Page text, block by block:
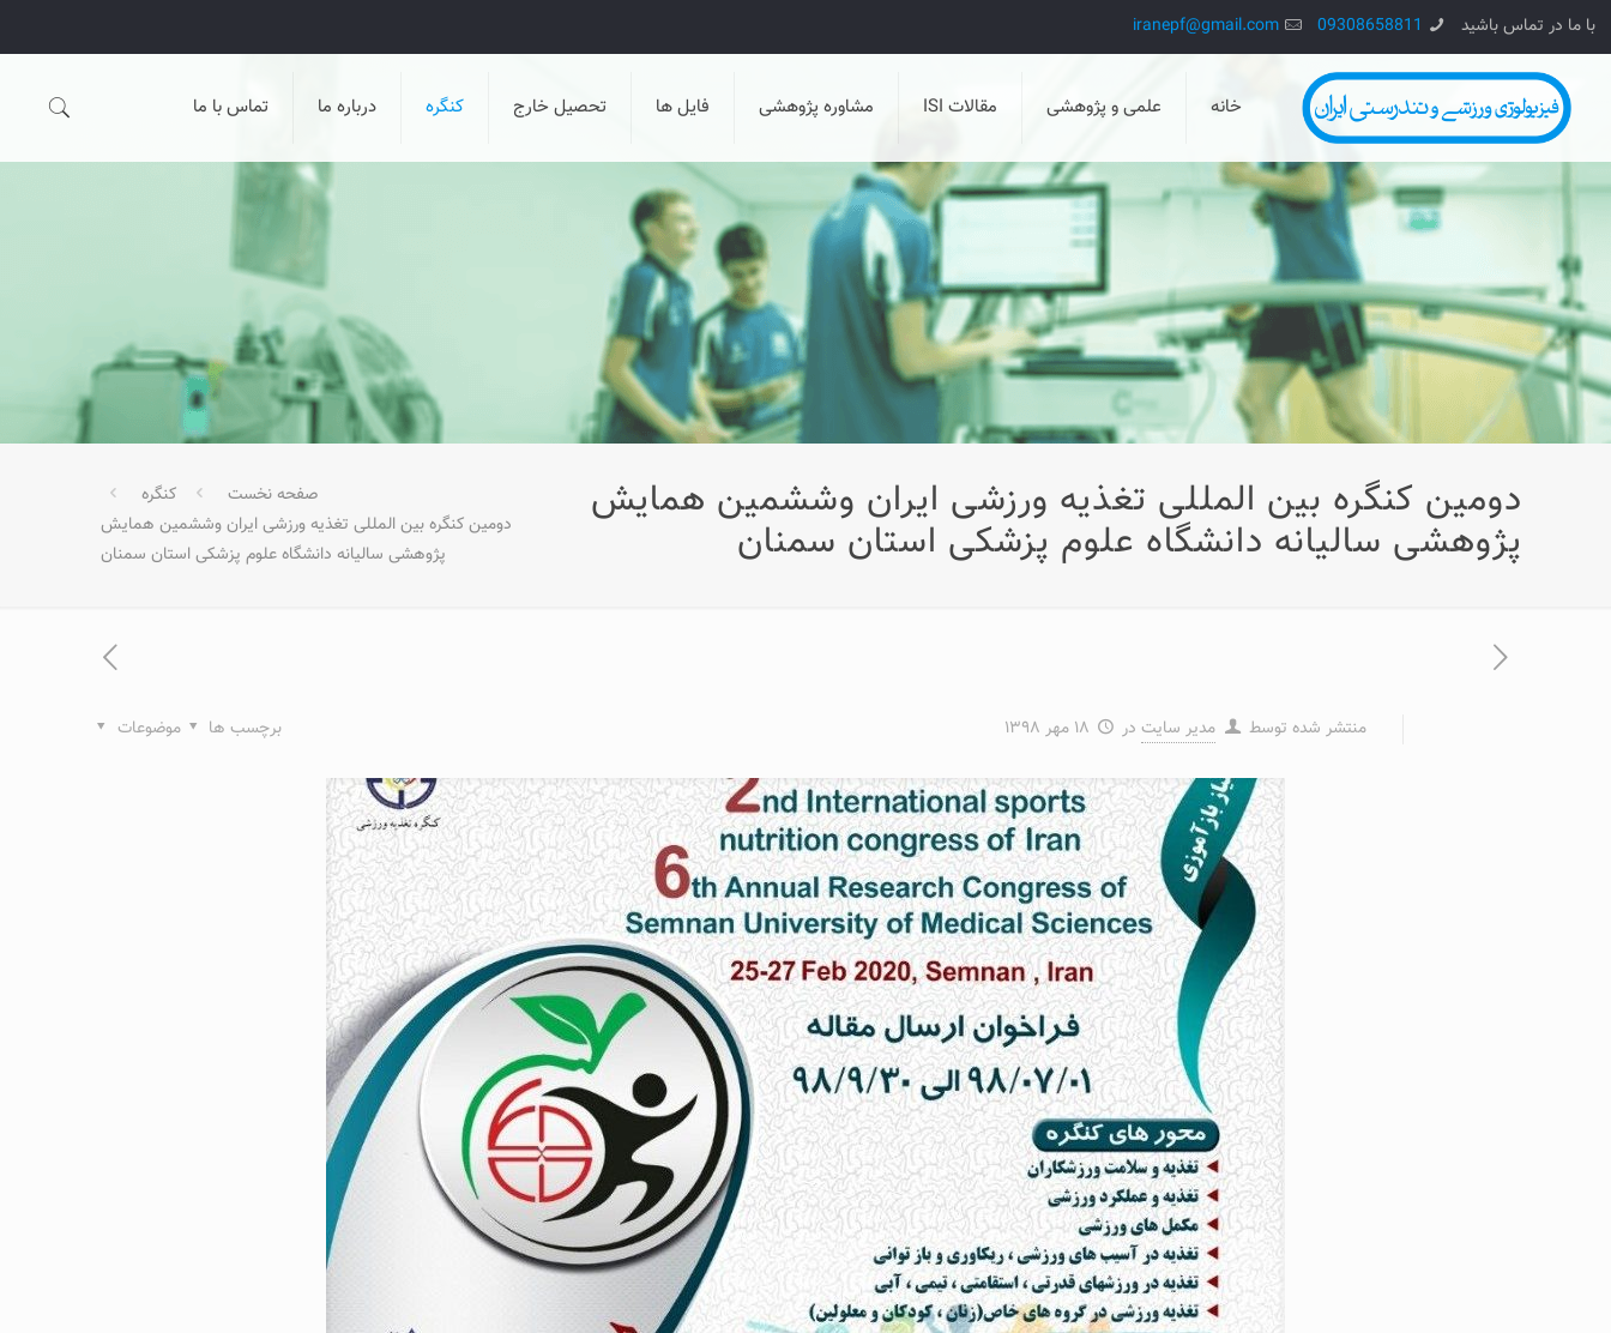
با ما در تماس باشید 09308658811
iranepf@gmail.com
خانه علمی و پژوهشی مقالات ISI مشاوره پژوهشی فایل ها تحصیل خارج کنگره درباره ما تماس با ما
دومین کنگره بین المللی تغذیه ورزشی ایران وششمین همایش
پژوهشی سالیانه دانشگاه علوم پزشکی استان سمنان
صفحه نخست
کنگره
دومین کنگره بین المللی تغذیه ورزشی ایران وششمین همایش
پژوهشی سالیانه دانشگاه علوم پزشکی استان سمنان
منتشر شده توسط مدیر سایت در ۱۸ مهر ۱۳۹۸ موضوعات برچسب ها